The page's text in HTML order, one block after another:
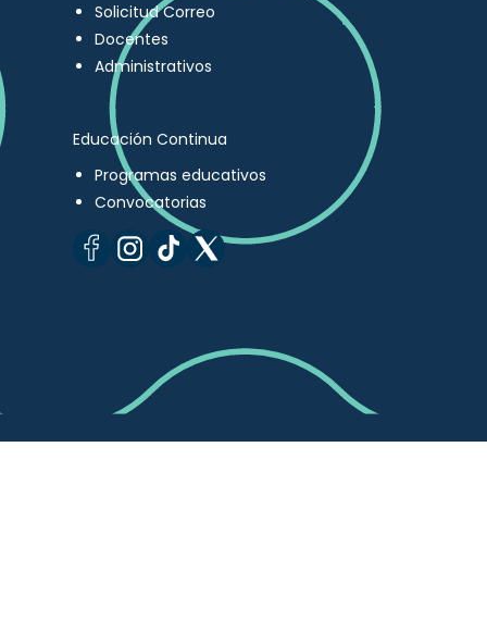
Solicitud Correo
Docentes
Administrativos
Educación Continua
Programas educativos
Convocatorias